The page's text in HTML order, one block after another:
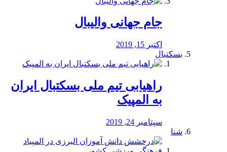
جام جهانی والیبال
اکتبر 15, 2019
بسکتبال
راهیابی تیم ملی بسکتبال ایران
به المپیک
سپتامبر 24, 2019
شنا